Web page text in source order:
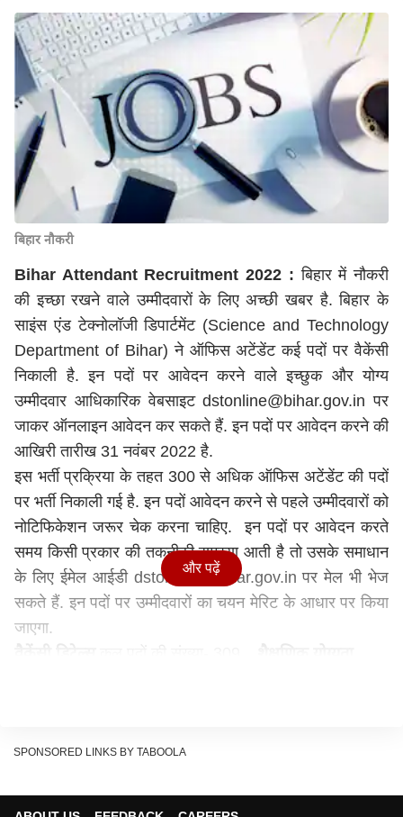
बिहार नौकरी
Bihar Attendant Recruitment 2022 :बिहार में नौकरी
की इच्छा रखने वाले उम्मीदवारों के लिए अच्छी खबर है. बिहार के
साइंस एंड टेक्नोलॉजी डिपार्टमेंट (Science and Technology
Department of Bihar) ने ऑफिस अटेंडेंट कई पदों पर वैकेंसी
निकाली है. इन पदों पर आवेदन करने वाले इच्छुक और योग्य
उम्मीदवार आधिकारिक वेबसाइट dstonline@bihar.gov.in पर
जाकर ऑनलाइन आवेदन कर सकते हैं. इन पदों पर आवेदन करने की
आखिरी तारीख 31 नवंबर 2022 है.
इस भर्ती प्रक्रिया के तहत 300 से अधिक ऑफिस अटेंडेंट की पदों
पर भर्ती निकाली गई है. इन पदों आवेदन करने से पहले उम्मीदवारों को
नोटिफिकेशन जरूर चेक करना चाहिए. इन पदों पर आवेदन करते
समय किसी प्रकार की तकनीकी समस्या आती है तो उसके समाधान
के लिए ईमेल आईडी dstonline@bihar.gov.in पर मेल भी भेज
सकते हैं. इन पदों पर उम्मीदवारों का चयन मेरिट के आधार पर किया
जाएगा.
अत्यंत पिछड़ा- 40
और पढ़ें
SPONSORED LINKS BY TABOOLA